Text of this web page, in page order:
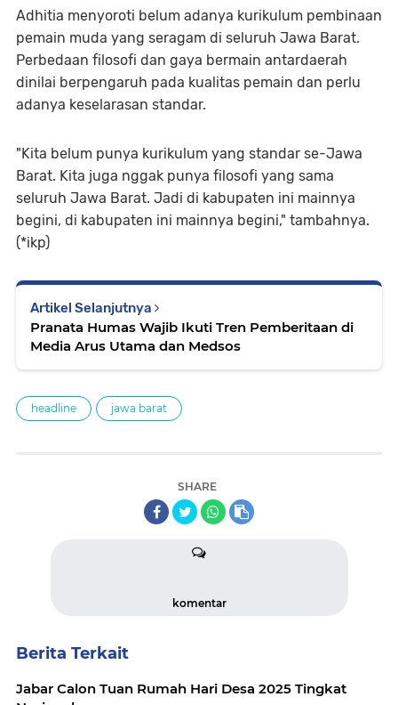
Adhitia menyoroti belum adanya kurikulum pembinaan
pemain muda yang seragam di seluruh Jawa Barat.
Perbedaan filosofi dan gaya bermain antardaerah
dinilai berpengaruh pada kualitas pemain dan perlu
adanya keselarasan standar.
"Kita belum punya kurikulum yang standar se-Jawa
Barat. Kita juga nggak punya filosofi yang sama
seluruh Jawa Barat. Jadi di kabupaten ini mainnya
begini, di kabupaten ini mainnya begini," tambahnya.
(*ikp)
Artikel Selanjutnya
Pranata Humas Wajib Ikuti Tren Pemberitaan di
Media Arus Utama dan Medsos
headline jawa barat
SHARE
komentar
Berita Terkait
Jabar Calon Tuan Rumah Hari Desa 2025 Tingkat